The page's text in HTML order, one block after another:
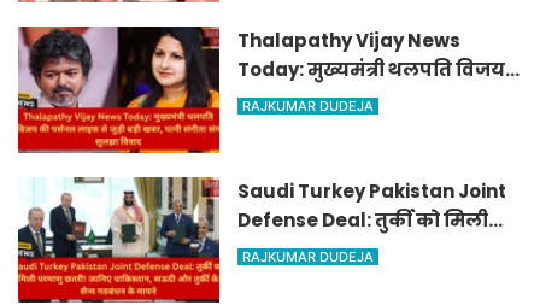
Thalapathy Vijay News
Today: मुख्यमंत्री थलपति विजय
की पर्सनल लाइफ से जुड़ी बड़ी खबर,
RAJKUMAR DUDEJA
Saudi Turkey Pakistan Joint
Defense Deal: तुर्की को मिली
परमाणु छतरी! जानिए पाकिस्तान,
RAJKUMAR DUDEJA